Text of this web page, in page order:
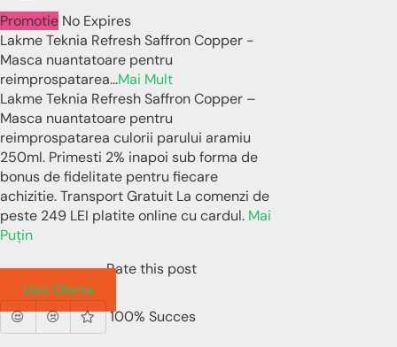
Promotie No Expires
Lakme Teknia Refresh Saffron Copper -
Masca nuantatoare pentru
reimprospatarea...Mai Mult
Lakme Teknia Refresh Saffron Copper –
Masca nuantatoare pentru
reimprospatarea culorii parului aramiu
250ml. Primesti 2% inapoi sub forma de
bonus de fidelitate pentru fiecare
achizitie. Transport Gratuit La comenzi de
peste 249 LEI platite online cu cardul. Mai
Puțin
Rate this post
Vezi Oferta
100% Succes